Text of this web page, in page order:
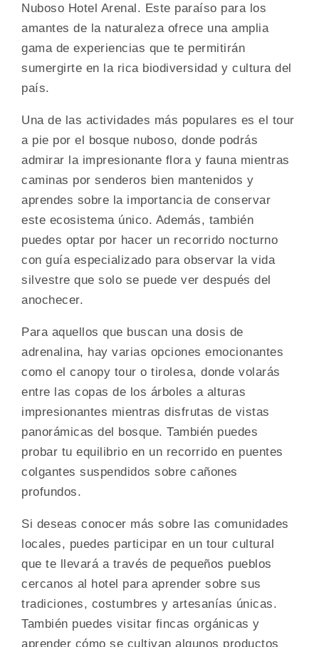
Nuboso Hotel Arenal. Este paraíso para los
amantes de la naturaleza ofrece una amplia
gama de experiencias que te permitirán
sumergirte en la rica biodiversidad y cultura del
país.
Una de las actividades más populares es el tour
a pie por el bosque nuboso, donde podrás
admirar la impresionante flora y fauna mientras
caminas por senderos bien mantenidos y
aprendes sobre la importancia de conservar
este ecosistema único. Además, también
puedes optar por hacer un recorrido nocturno
con guía especializado para observar la vida
silvestre que solo se puede ver después del
anochecer.
Para aquellos que buscan una dosis de
adrenalina, hay varias opciones emocionantes
como el canopy tour o tirolesa, donde volarás
entre las copas de los árboles a alturas
impresionantes mientras disfrutas de vistas
panorámicas del bosque. También puedes
probar tu equilibrio en un recorrido en puentes
colgantes suspendidos sobre cañones
profundos.
Si deseas conocer más sobre las comunidades
locales, puedes participar en un tour cultural
que te llevará a través de pequeños pueblos
cercanos al hotel para aprender sobre sus
tradiciones, costumbres y artesanías únicas.
También puedes visitar fincas orgánicas y
aprender cómo se cultivan algunos productos